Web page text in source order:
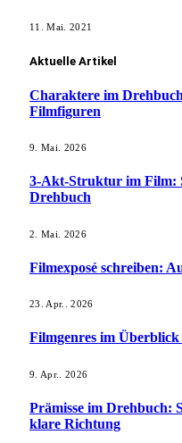
11. Mai. 2021
Aktuelle Artikel
Charaktere im
Filmfiguren
9. Mai. 2026
3-Akt-Struktur im Film:
Drehbuch
2. Mai. 2026
Filmexposé schreiben:
23. Apr.. 2026
Filmgenres im
9. Apr.. 2026
Prämisse im Drehbuch:
klare Richtung